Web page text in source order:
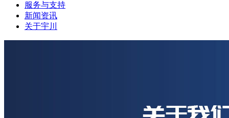
服务与支持
新闻资讯
关于宇川